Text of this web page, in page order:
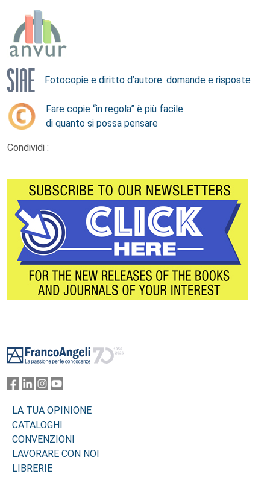
Fotocopie e diritto d’autore: domande e risposte
Fare copie “in regola” è più facile
di quanto si possa pensare
Condividi :
LA TUA OPINIONE
CATALOGHI
CONVENZIONI
LAVORARE CON NOI
LIBRERIE